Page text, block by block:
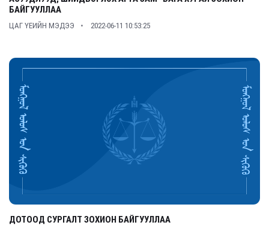
БАЙГУУЛЛАА
ЦАГ ҮЕИЙН МЭДЭЭ 2022-06-11 10:53:25
ДОТООД СУРГАЛТ ЗОХИОН БАЙГУУЛЛАА